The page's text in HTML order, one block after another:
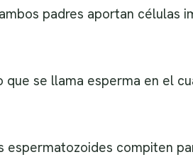
padres aportan células
se llama esperma en el
espermatozoides compiten